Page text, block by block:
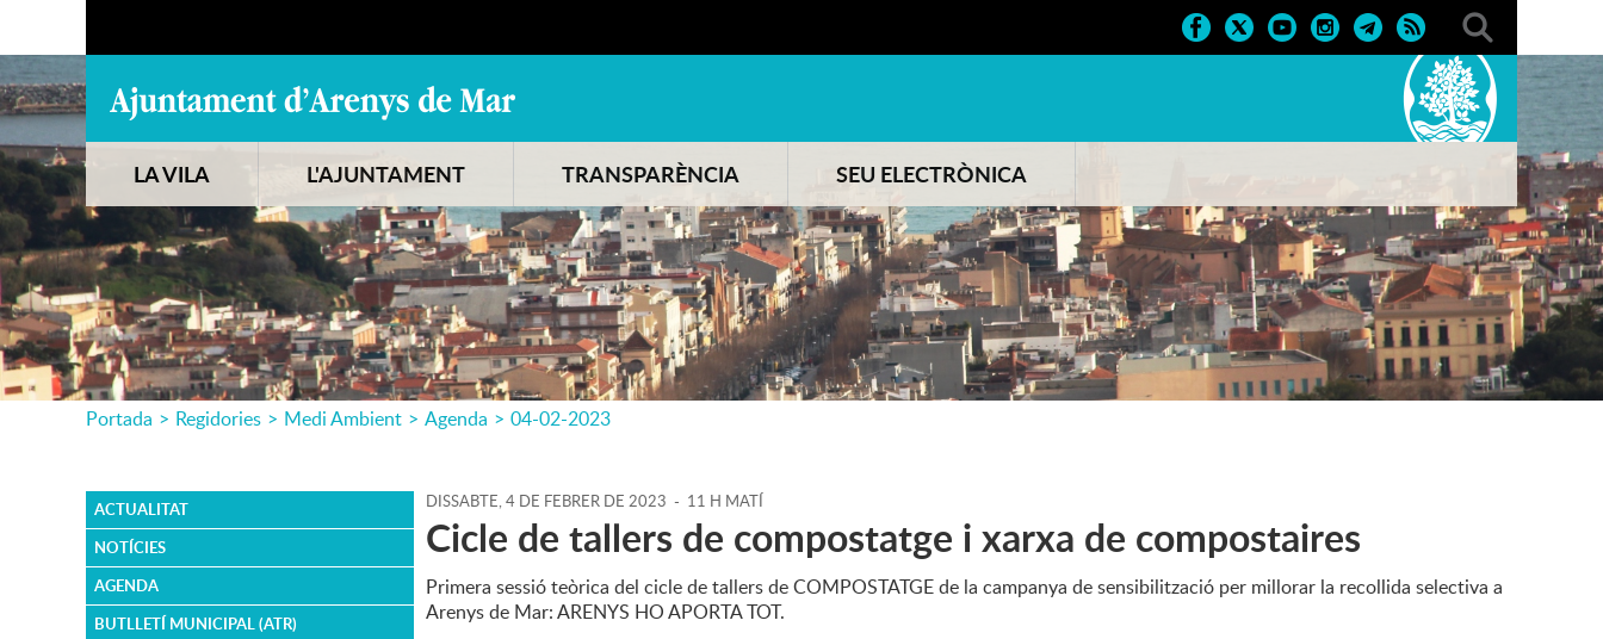
LA VILA L'AJUNTAMENT TRANSPARÈNCIA SEU ELECTRÒNICA
Portada > Regidories > Medi Ambient > Agenda > 04-02-2023
ACTUALITAT
NOTÍCIES
AGENDA
BUTLLETÍ MUNICIPAL (ATR)
DISSABTE,4 DE FEBRER DE 2023 - 11 H MATÍ
Cicle de tallers de compostatge i xarxa de compostaires
Primera sessió teòrica del cicle de tallers de COMPOSTATGE de la campanya de sensibilització per millorar la recollida selectiva a
Arenys de Mar: ARENYS HO APORTA TOT.